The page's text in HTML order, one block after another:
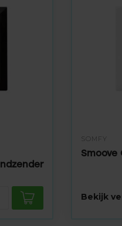
SOMFY
Smoove
Bekijk